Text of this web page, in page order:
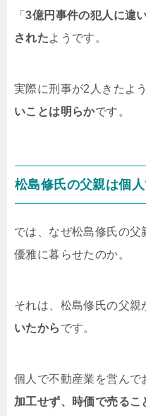
「3億円事件の犯人に違
されたようです。
実際に刑事が2人きたよ
いことは明らかです。
松島修氏の父親は個
では、なぜ松島修氏の父
優雅に暮らせたのか。
それは、松島修氏の父親
いたから です。
個人で不動産業を営んで
加工せず、時価で売るこ